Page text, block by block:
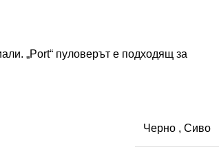
„Port“ пуловерът е подходящ за
Черно , Сиво